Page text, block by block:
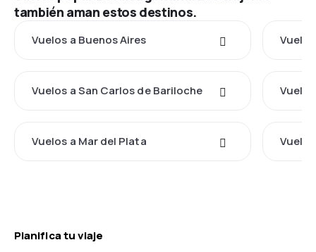
también aman estos destinos.
Vuelos a Buenos Aires
Vuelos a San Carlos de Bariloche
Vuelos a Mar del Plata
Planifica tu viaje